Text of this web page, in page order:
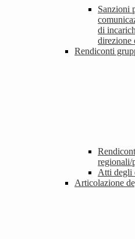
Sanzioni
di
direzione
Rendiconti
regionali/
Atti degli
Articolazione